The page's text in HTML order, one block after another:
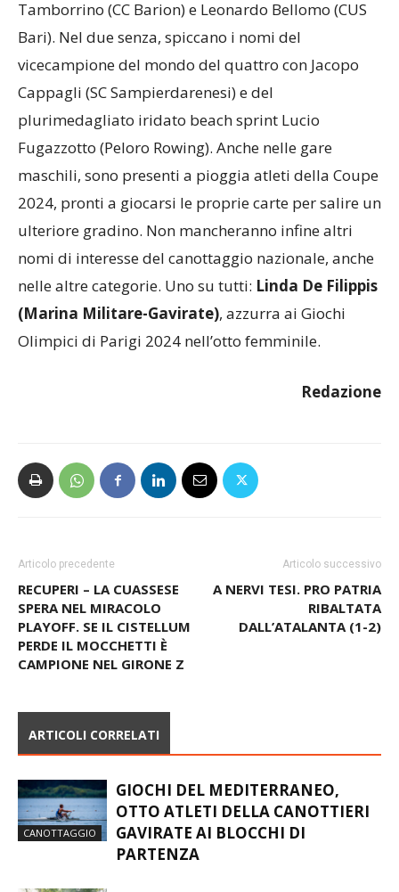
Bari). Nel due senza, spiccano i nomi del
vicecampione del mondo del quattro con Jacopo
Cappagli (SC Sampierdarenesi) e del
plurimedagliato iridato beach sprint Lucio
Fugazzotto (Peloro Rowing). Anche nelle gare
maschili, sono presenti a pioggia atleti della Coupe
2024, pronti a giocarsi le proprie carte per salire un
ulteriore gradino. Non mancheranno infine altri
nomi di interesse del canottaggio nazionale, anche
nelle altre categorie. Uno su tutti: Linda De Filippis
(Marina Militare-Gavirate) , azzurra ai Giochi
Olimpici di Parigi 2024 nell’otto femminile.
RECUPERI – LA CUASSESE
SPERA NEL MIRACOLO
PLAYOFF. SE IL CISTELLUM
PERDE IL MOCCHETTI È
CAMPIONE NEL GIRONE Z
A NERVI TESI. PRO PATRIA
RIBALTATA
DALL’ATALANTA (1-2)
CANOTTAGGIO
OTTO ATLETI DELLA CANOTTIERI
GAVIRATE AI BLOCCHI DI
PARTENZA